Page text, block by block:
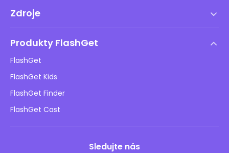
Licenční smlouva s koncovým uživatelem
Zásady DMCA
Ochrana osobních údajů
Reklamní zásady
Neprodávejte mé informace
Zdroje
Bezpečnost dětí online
Stáhnout
Produkty FlashGet
FlashGet
FlashGet Kids
FlashGet Finder
FlashGet Cast
Sledujte nás